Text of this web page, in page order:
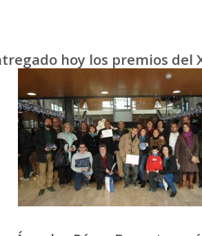
hoy los premios del